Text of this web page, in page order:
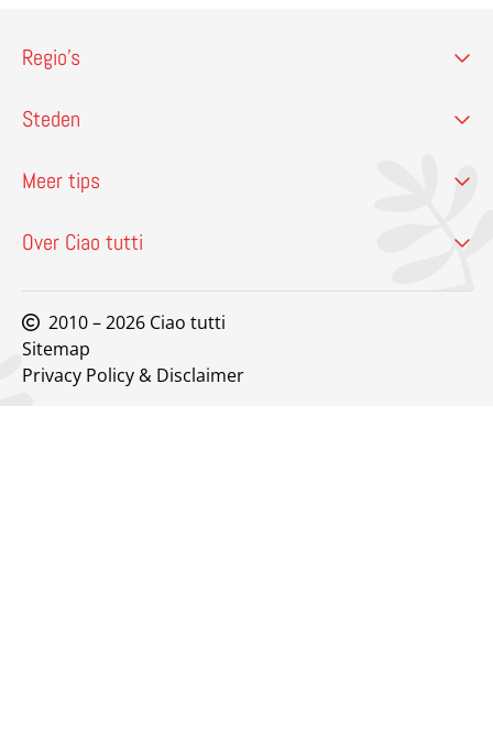
Regio’s
Steden
Meer tips
Over Ciao tutti
2010 – 2026 Ciao tutti
Sitemap
Privacy Policy & Disclaimer